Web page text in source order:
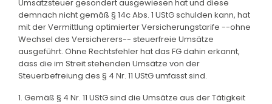
Umsatzsteuer gesondert ausgewiesen hat und diese
demnach nicht gemäß § 14c Abs. 1 UStG schulden kann, hat
mit der Vermittlung optimierter Versicherungstarife --ohne
Wechsel des Versicherers-- steuerfreie Umsätze
ausgeführt. Ohne Rechtsfehler hat das FG dahin erkannt,
dass die im Streit stehenden Umsätze von der
Steuerbefreiung des § 4 Nr. 11 UStG umfasst sind.
1. Gemäß § 4 Nr. 11 UStG sind die Umsätze aus der Tätigkeit